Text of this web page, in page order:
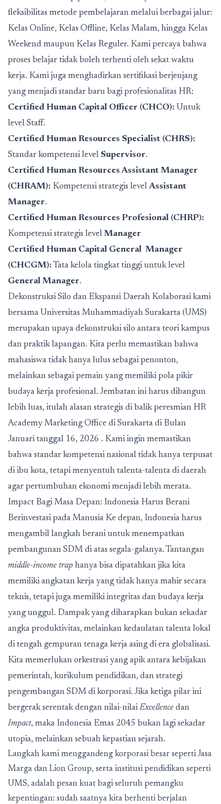
fleksibilitas metode pembelajaran melalui berbagai jalur:
Kelas Online, Kelas Offline, Kelas Malam, hingga Kelas
Weekend maupun Kelas Reguler. Kami percaya bahwa
proses belajar tidak boleh terhenti oleh sekat waktu
kerja. Kami juga menghadirkan sertifikasi berjenjang
yang menjadi standar baru bagi profesionalitas HR:
Certified Human Capital Officer (CHCO): Untuk
level Staff.
Certified Human Resources Specialist (CHRS):
Standar kompetensi level Supervisor.
Certified Human Resources Assistant Manager
(CHRAM): Kompetensi strategis levelAssistant
Manager.
Certified Human Resources Profesional (CHRP):
Kompetensi strategis level Manager
Certified Human Capital General Manager
(CHCGM): Tata kelola tingkat tinggi untuk level
General Manager.
Dekonstruksi Silo dan Ekspansi Daerah Kolaborasi kami
bersama Universitas Muhammadiyah Surakarta (UMS)
merupakan upaya dekonstruksi silo antara teori kampus
dan praktik lapangan. Kita perlu memastikan bahwa
mahasiswa tidak hanya lulus sebagai penonton,
melainkan sebagai pemain yang memiliki pola pikir
budaya kerja profesional. Jembatan ini harus dibangun
lebih luas, itulah alasan strategis di balik peresmian HR
Academy Marketing Office di Surakarta di Bulan
Januari tanggal 16, 2026 . Kami ingin memastikan
bahwa standar kompetensi nasional tidak hanya terpusat
di ibu kota, tetapi menyentuh talenta-talenta di daerah
agar pertumbuhan ekonomi menjadi lebih merata.
Impact Bagi Masa Depan: Indonesia Harus Berani
Berinvestasi pada Manusia Ke depan, Indonesia harus
mengambil langkah berani untuk menempatkan
pembangunan SDM di atas segala-galanya. Tantangan
middle-income trap hanya bisa dipatahkan jika kita
memiliki angkatan kerja yang tidak hanya mahir secara
teknis, tetapi juga memiliki integritas dan budaya kerja
yang unggul. Dampak yang diharapkan bukan sekadar
angka produktivitas, melainkan kedaulatan talenta lokal
di tengah gempuran tenaga kerja asing di era globalisasi.
Kita memerlukan orkestrasi yang apik antara kebijakan
pemerintah, kurikulum pendidikan, dan strategi
pengembangan SDM di korporasi. Jika ketiga pilar ini
bergerak serentak dengan nilai-nilai Excellence dan
Impact, maka Indonesia Emas 2045 bukan lagi sekadar
utopia, melainkan sebuah kepastian sejarah.
Langkah kami menggandeng korporasi besar seperti Jasa
Marga dan Lion Group, serta institusi pendidikan seperti
UMS, adalah pesan kuat bagi seluruh pemangku
kepentingan: sudah saatnya kita berhenti berjalan